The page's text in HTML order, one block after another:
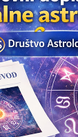
640 din
1300 din